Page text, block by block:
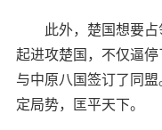
此外，楚国想要
起进攻楚国，不仅逼
与中原八国签订了同
定局势，匡平天下。